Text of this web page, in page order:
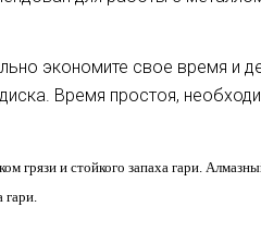
экономите свое время и
Время простоя,
грязи и стойкого запаха гари.
гари.